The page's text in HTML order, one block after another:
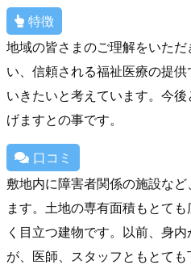
特徴
地域の皆さまのご理解をいた
い、信頼される福祉医療の提
いきたいと考えています。今
げますとの事です。
口コミ
敷地内に障害者関係の施設な
ます。土地の専有面積もとて
く目立つ建物です。以前、身
が、医師、スタッフともとて